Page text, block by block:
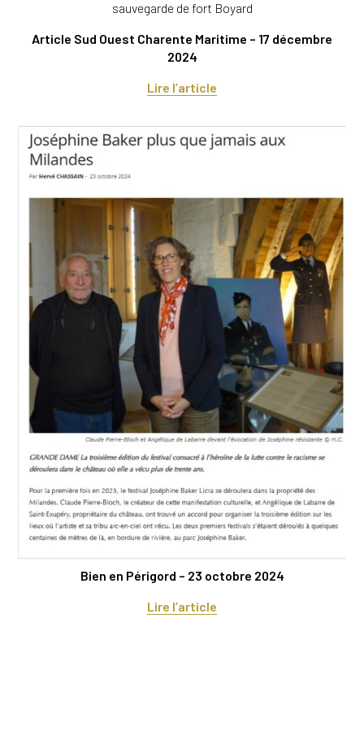
sauvegarde de fort Boyard
Article Sud Ouest Charente Maritime – 17 décembre
2024
Lire l’article
Bien en Périgord – 23 octobre 2024
Lire l’article